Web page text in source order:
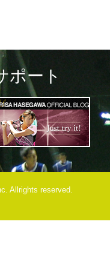
ポート
Allrights reserved.